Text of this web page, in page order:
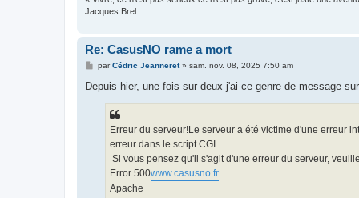
Jacques Brel
Re: CasusNO rame a mort
M
s
s
parCédric Jeanneret» sam. nov. 08, 2025 7:50 am
Depuis hier, une fois sur deux j'ai ce genre de message
Erreur du serveur!Le serveur a été victime d'une erreur
erreur dans le script CGI.
Si vous pensez qu'il s'agit d'une erreur du serveur,
Error 500www.casusno.fr
Apache